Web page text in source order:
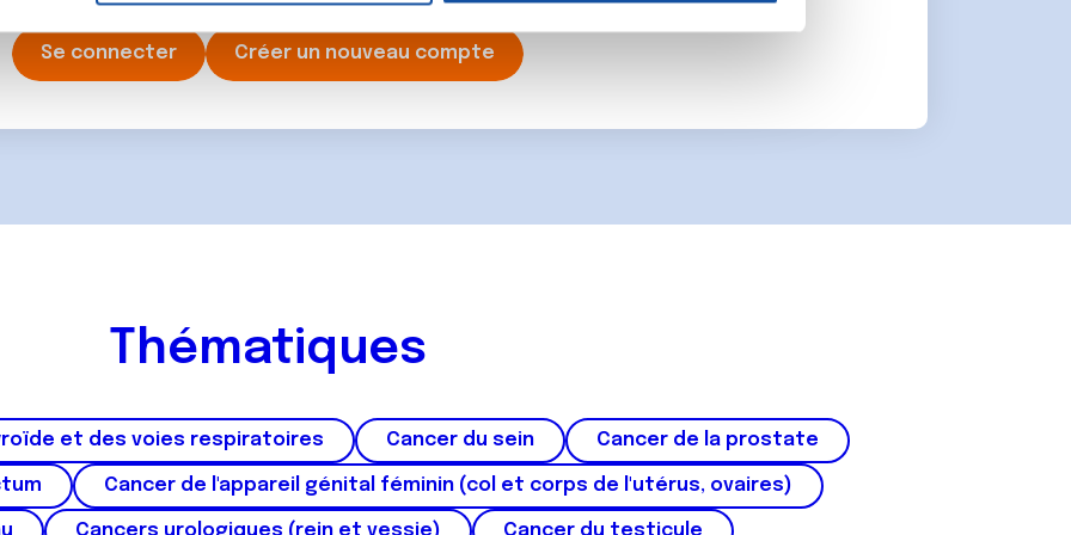
de publicité et d'analyse, qui peuvent combiner celles-ci avec d'autres informations que
ont collectées lors de votre utilisation de leurs services.
Se connecter Créer un nouveau compte
Thématiques
et des voies respiratoires Cancer du sein Cancer de la prostate
Cancer de l'appareil génital féminin (col et corps de l'utérus, ovaires)
Cancers urologiques (rein et vessie) Cancer du testicule